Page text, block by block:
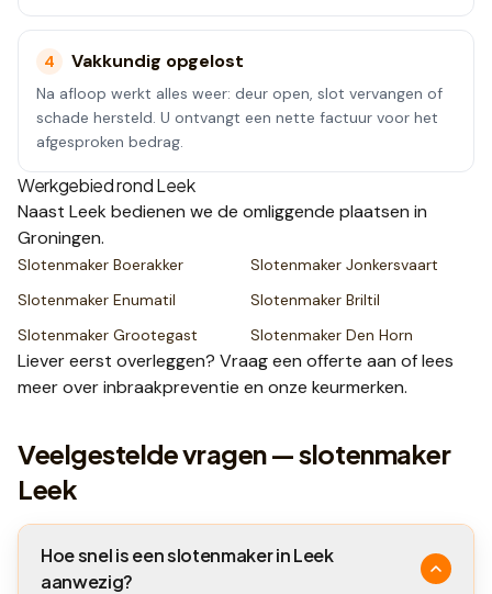
4 Vakkundig opgelost
Na afloop werkt alles weer: deur open, slot vervangen of
schade hersteld. U ontvangt een nette factuur voor het
afgesproken bedrag.
Werkgebied rondLeek
Naast Leek bedienen we de omliggende plaatsen in
Groningen.
Slotenmaker Boerakker Slotenmaker Jonkersvaart
Slotenmaker Enumatil Slotenmaker Briltil
Slotenmaker Grootegast Slotenmaker Den Horn
Liever eerst overleggen? Vraag een offerte aan of lees
meer overinbraakpreventie en onze keurmerken.
Veelgestelde vragen — slotenmaker
Leek
Hoe snel is een slotenmaker in Leek
aanwezig?